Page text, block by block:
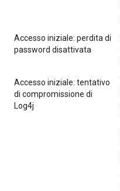
Accesso iniziale: perdita di
password disattivata
Accesso iniziale: tentativo
di compromissione di
Log4j